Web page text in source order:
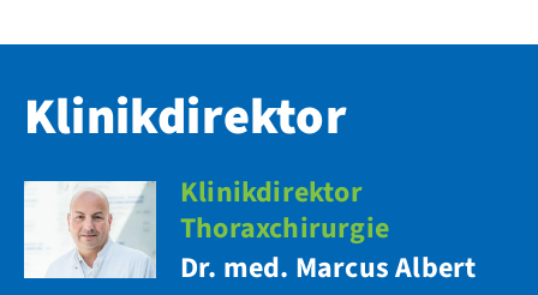
Klinikdirektor
Klinikdirektor
Thoraxchirurgie
Dr. med. Marcus Albert